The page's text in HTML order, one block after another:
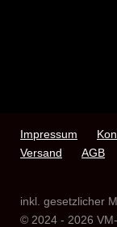
Impressum
Versand
AGB
inkl. gesetzlicher
© 2024 - 2026